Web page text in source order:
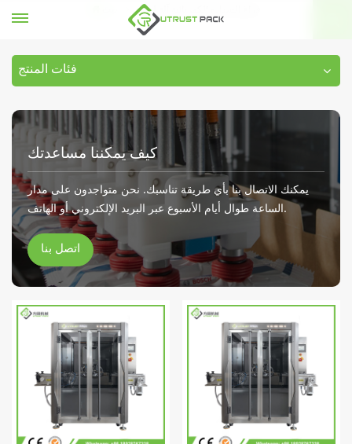
فراغ السداده الكهربائية آلة لعلبة
فئات المنتج
كيف يمكننا مساعدتك
يمكنك الاتصال بنا بأي طريقة تناسبك. نحن متواجدون على مدار
الساعة طوال أيام الأسبوع عبر البريد الإلكتروني أو الهاتف.
اتصل بنا